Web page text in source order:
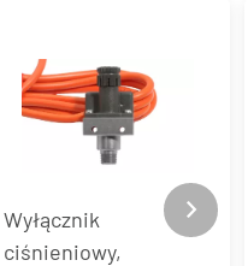
Wyłącznik
ciśnieniowy,